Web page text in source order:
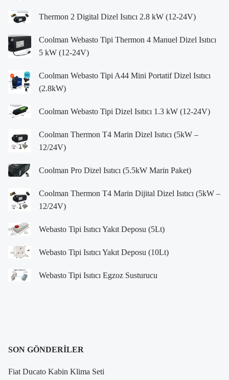
Thermon 2 Digital Dizel Isıtıcı 2.8 kW (12-24V)
Coolman Webasto Tipi Thermon 4 Manuel Dizel Isıtıcı
5 kW (12-24V)
Coolman Webasto Tipi A44 Mini Portatif Dizel Isıtıcı
(2.8kW)
Coolman Webasto Tipi Dizel Isıtıcı 1.3 kW (12-24V)
Coolman Thermon T4 Marin Dizel Isıtıcı (5kW –
12/24V)
Coolman Pro Dizel Isıtıcı (5.5kW Marin Paket)
Coolman Thermon T4 Marin Dijital Dizel Isıtıcı (5kW –
12/24V)
Webasto Tipi Isıtıcı Yakıt Deposu (5Lt)
Webasto Tipi Isıtıcı Yakıt Deposu (10Lt)
Webasto Tipi Isıtıcı Egzoz Susturucu
SON GÖNDERILER
Fiat Ducato Kabin Klima Seti